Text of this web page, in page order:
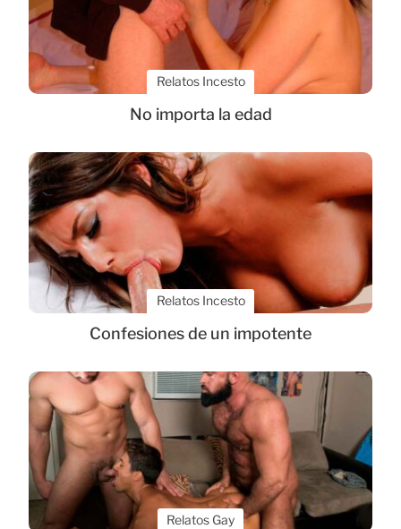
Relatos Incesto
No importa la edad
Relatos Incesto
Confesiones de un impotente
Relatos Gay